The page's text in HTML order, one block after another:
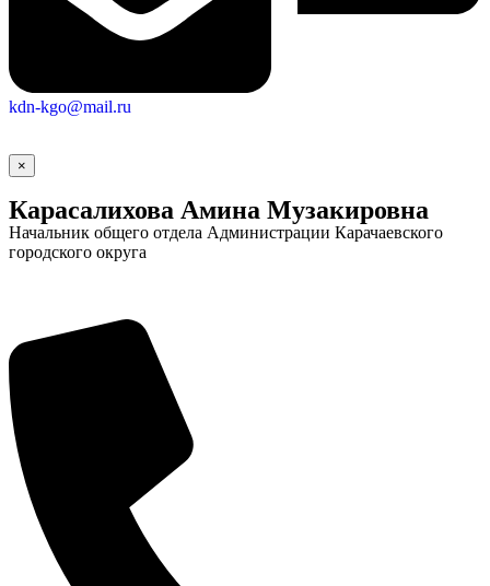
kdn-kgo@mail.ru
×
Карасалихова Амина Музакировна
Начальник общего отдела Администрации Карачаевского
городского округа